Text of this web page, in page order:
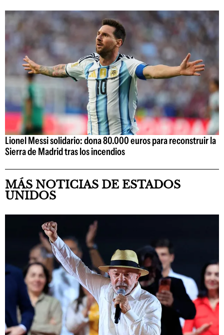
Lionel Messi solidario: dona 80.000 euros para reconstruir la
Sierra de Madrid tras los incendios
MÁS NOTICIAS DE ESTADOS
UNIDOS